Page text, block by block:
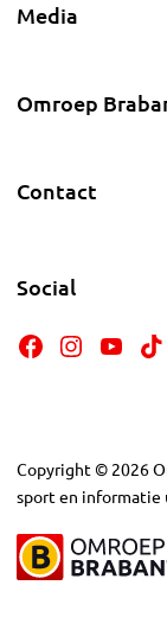
Media
Omroep
Contact
Social
Copyright © 2026
sport en informatie